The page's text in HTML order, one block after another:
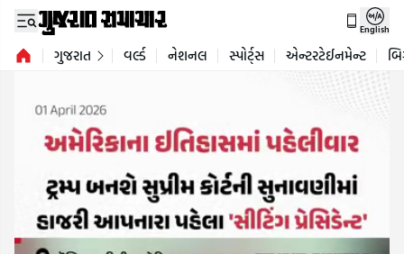
English
ગુજરાત વર્લ્ડ નેશનલ સ્પોર્ટ્સ એન્ટરટેઈનમેન્ટ